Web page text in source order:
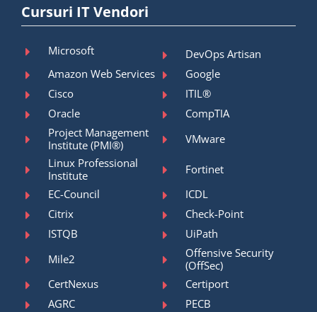
Cursuri IT Vendori
Microsoft
DevOps Artisan
Amazon Web Services
Google
Cisco
ITIL®
Oracle
CompTIA
Project Management
Institute (PMI®)
VMware
Linux Professional
Institute
Fortinet
EC-Council
ICDL
Citrix
Check-Point
ISTQB
UiPath
Mile2
Offensive Security
(OffSec)
CertNexus
Certiport
AGRC
PECB